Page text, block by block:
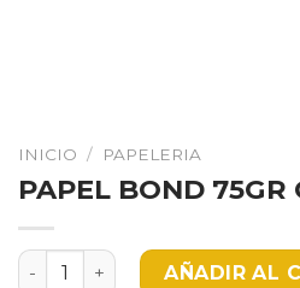
INICIO / PAPELERIA
PAPEL BOND 75GR
PAPEL BOND 75GR OFICIOX
AÑADIR AL